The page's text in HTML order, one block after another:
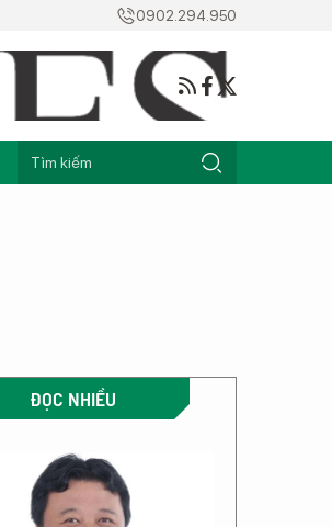
0902.294.950
ĐỌC NHIỀU